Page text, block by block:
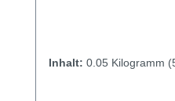
Inhalt: 0.05 Kilogramm